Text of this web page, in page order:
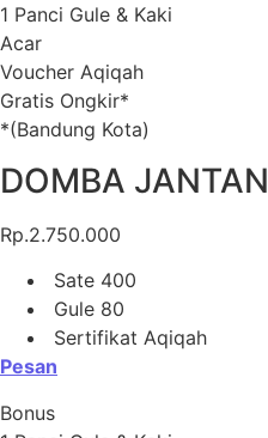
1 Panci Gule & Kaki
Acar
Voucher Aqiqah
Gratis Ongkir*
*(Bandung Kota)
DOMBA JANTAN
Rp.2.750.000
Sate 400
Gule 80
Sertifikat Aqiqah
Pesan
Bonus